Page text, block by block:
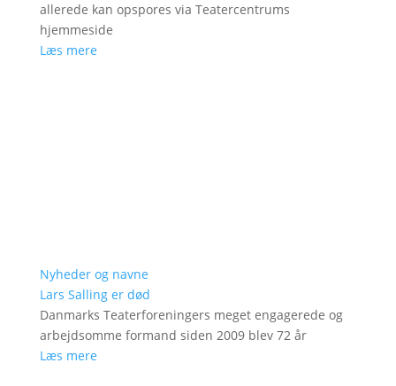
allerede kan opspores via Teatercentrums
hjemmeside
Læs mere
Nyheder og navne
Lars Salling er død
Danmarks Teaterforeningers meget engagerede og
arbejdsomme formand siden 2009 blev 72 år
Læs mere